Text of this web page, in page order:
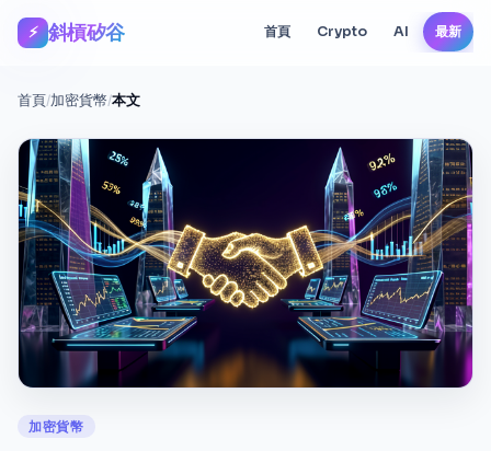
⚡ 斜槓矽谷 首頁 Crypto AI 最新
首頁/加密貨幣/本文
加密貨幣